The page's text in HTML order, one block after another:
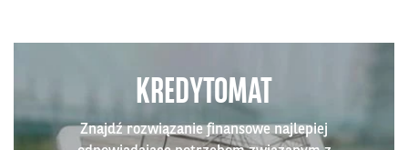
KREDYTOMAT
Znajdź rozwiązanie finansowe najlepiej